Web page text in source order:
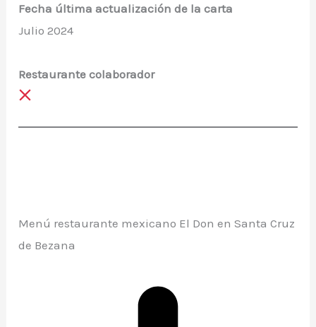
Fecha última actualización de la carta
Julio 2024
Restaurante colaborador
Menú restaurante mexicano El Don en Santa Cruz
de Bezana